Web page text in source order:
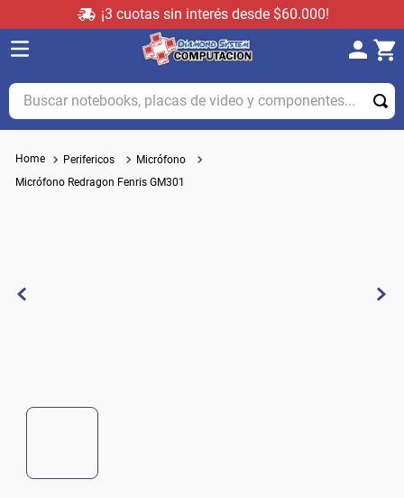
¡3 cuotas sin interés desde $60.000!
Buscar notebooks, placas de video y componentes...
Perifericos
Micrófono
Micrófono Redragon Fenris GM301